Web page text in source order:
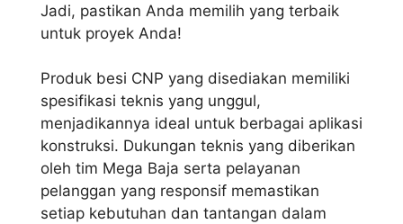
Jadi, pastikan Anda memilih yang terbaik
untuk proyek Anda!
Produk besi CNP yang disediakan memiliki
spesifikasi teknis yang unggul,
menjadikannya ideal untuk berbagai aplikasi
konstruksi. Dukungan teknis yang diberikan
oleh tim Mega Baja serta pelayanan
pelanggan yang responsif memastikan
setiap kebutuhan dan tantangan dalam